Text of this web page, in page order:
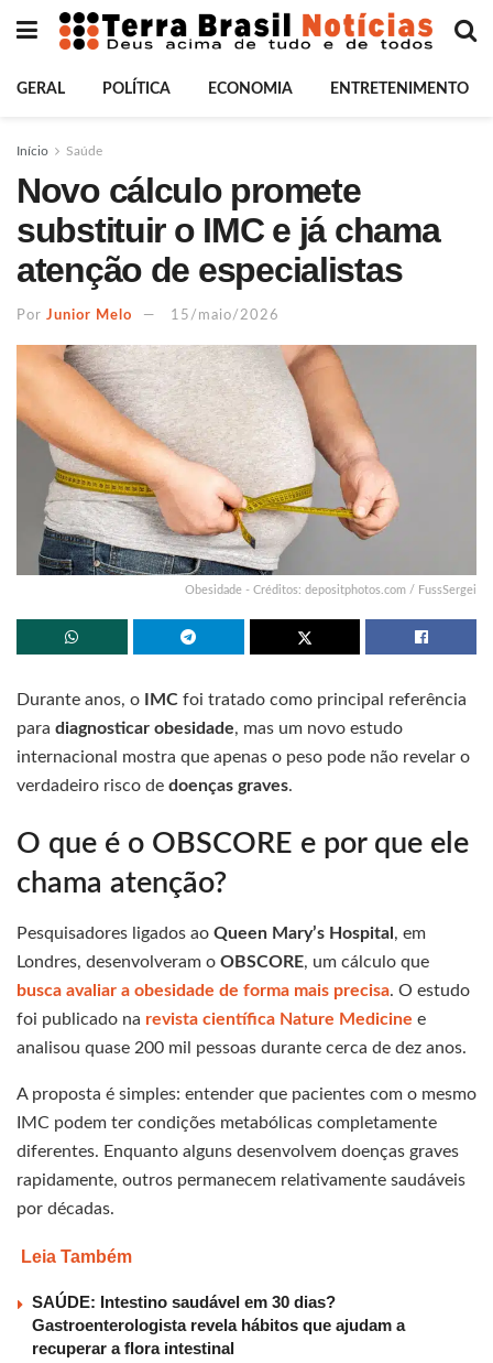
GERAL POLÍTICA ECONOMIA ENTRETENIMENTO
Início Saúde
Novo cálculo promete
substituir o IMC e já chama
atenção de especialistas
Por Junior Melo 15/maio/2026
Obesidade - Créditos: depositphotos.com / FussSergei
Durante anos, o IMC foi tratado como principal referência
para diagnosticar obesidade, mas um novo estudo
internacional mostra que apenas o peso pode não revelar o
verdadeiro risco de doenças graves.
O que é o OBSCORE e por que ele
chama atenção?
Pesquisadores ligados ao Queen Mary’s Hospital , em
Londres, desenvolveram o OBSCORE, um cálculo que
busca avaliar a obesidade de forma mais precisa. O estudo
foi publicado na revista científica Nature Medicine e
analisou quase 200 mil pessoas durante cerca de dez anos.
A proposta é simples: entender que pacientes com o mesmo
IMC podem ter condições metabólicas completamente
diferentes. Enquanto alguns desenvolvem doenças graves
rapidamente, outros permanecem relativamente saudáveis
por décadas.
Leia Também
SAÚDE: Intestino saudável em 30 dias?
Gastroenterologista revela hábitos que ajudam a
recuperar a flora intestinal